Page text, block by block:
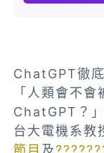
ChatGPT徹
「人類會不
ChatGPT？
台大電機系教
節目 及